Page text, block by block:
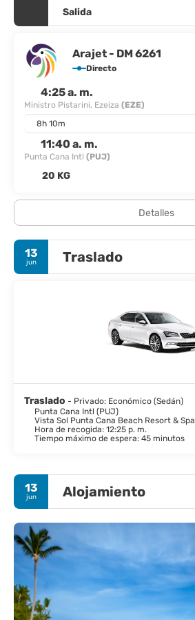
Salida
Arajet - DM 6261
Directo
4:25 a. m.
Ministro Pistarini, Ezeiza (EZE)
8h 10m
11:40 a. m.
Punta Cana Intl (PUJ)
20 KG
Detalles
13
jun Traslado
Traslado - Privado: Económico (Sedán)
Punta Cana Intl (PUJ)
Vista Sol Punta Cana Beach Resort & Spa
Hora de recogida: 12:25 p. m.
Tiempo máximo de espera: 45 minutos
13
jun Alojamiento